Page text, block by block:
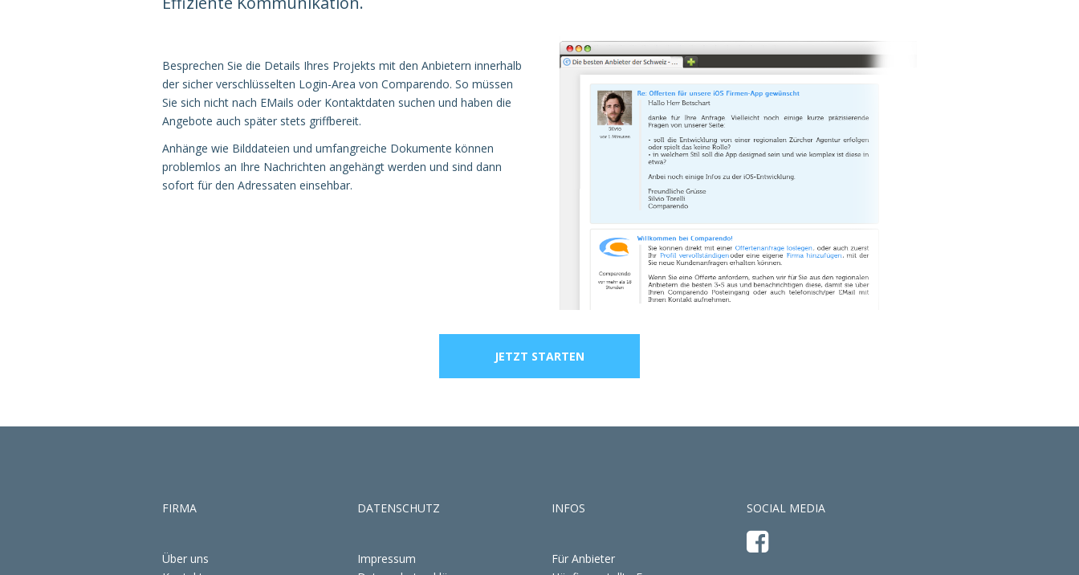
Besprechen Sie die Details Ihres Projekts mit den Anbietern innerhalb
der sicher verschlüsselten Login-Area von Comparendo. So müssen
Sie sich nicht nach EMails oder Kontaktdaten suchen und haben die
Angebote auch später stets griffbereit.
Anhänge wie Bilddateien und umfangreiche Dokumente können
problemlos an Ihre Nachrichten angehängt werden und sind dann
sofort für den Adressaten einsehbar.
JETZT STARTEN
FIRMA
Über uns
DATENSCHUTZ
Impressum
INFOS
Für Anbieter
SOCIAL MEDIA